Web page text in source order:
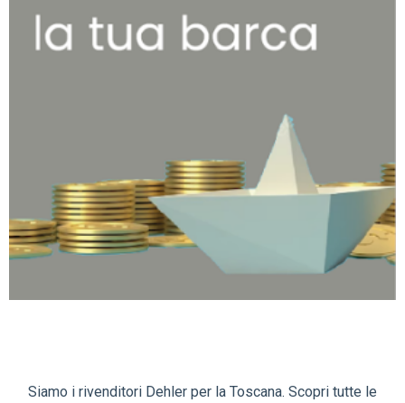
Siamo i rivenditori Dehler per la Toscana. Scopri tutte le